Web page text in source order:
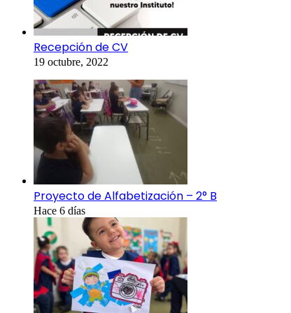
Recepción de CV
19 octubre, 2022
Proyecto de Alfabetización – 2° B
Hace 6 días